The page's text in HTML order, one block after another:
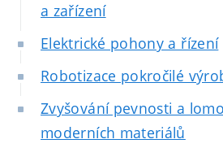
a zařízení
Elektrické pohony a řízení
Robotizace pokročilé
Zvyšování pevnosti a
moderních materiálů